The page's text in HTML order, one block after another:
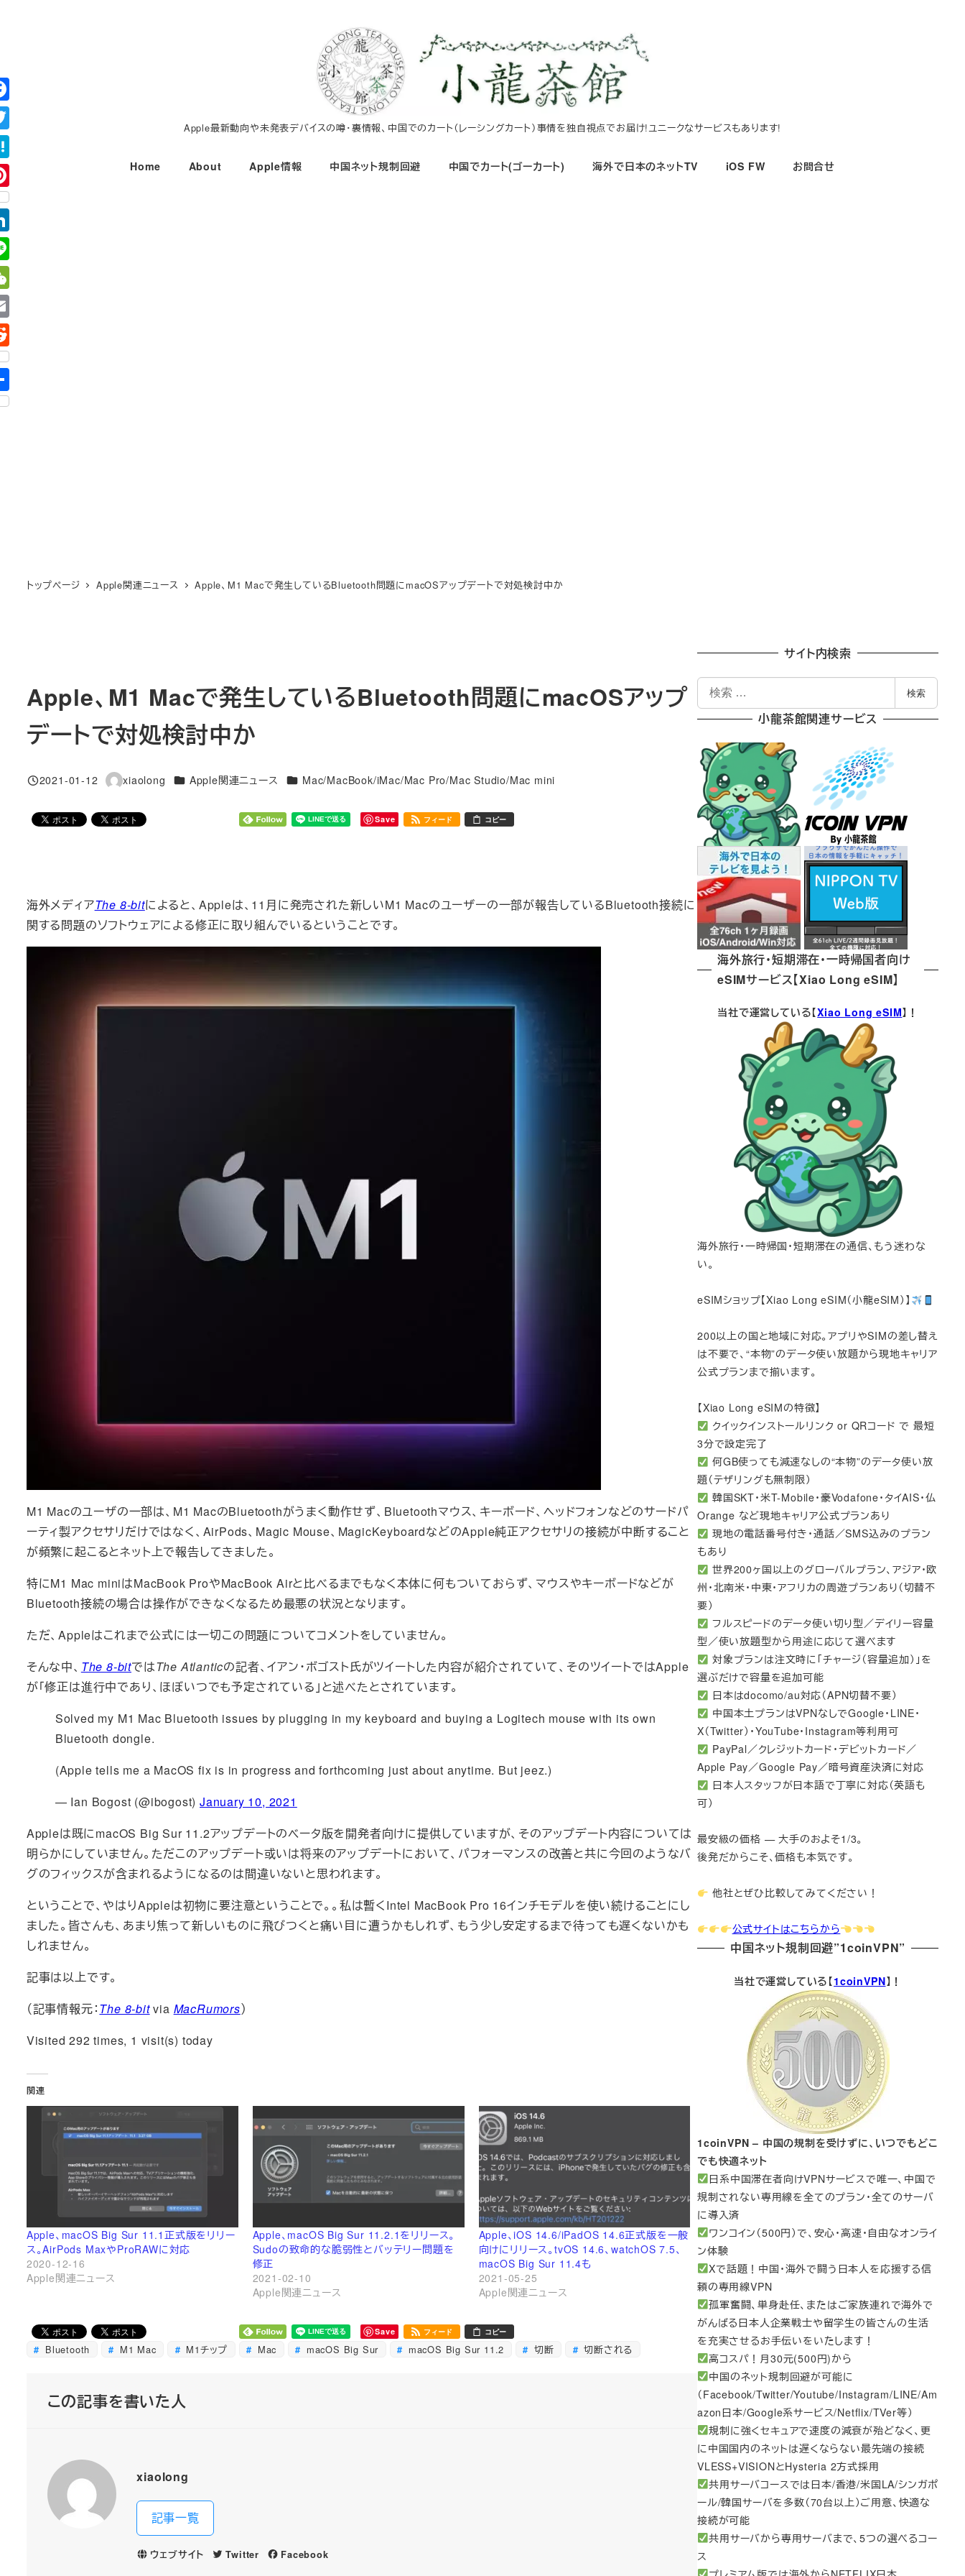
コ
ン
テ
ン
ツ
へ
移
動
Apple最新動向や未発表デバイスの噂・裏情報、中国でのカート（レーシングカート）事情を独自視点でお届け!ユニークなサービスもあります!
Home About Apple情報 中国ネット規制回避 中国でカート(ゴーカート) 海外で日本のネットTV iOS FW お問合せ
トップページ Apple関連ニュース Apple、M1 Macで発生しているBluetooth問題にmacOSアップデートで対処検討中か
Apple、M1 Macで発生しているBluetooth問題にmacOSアップ
デートで対処検討中か
投稿日
2021-01-12
著
xiaolong カテゴリー
Apple関連ニュース カテゴリー
Mac/MacBook/iMac/Mac Pro/Mac Studio/Mac mini
Save フィード コピー
海外メディアThe 8-bitによると、Appleは、11月に発売された新しいM1 Macのユーザーの一部が報告しているBluetooth接続に
関する問題のソフトウェアによる修正に取り組んでいるということです。
M1 Macのユーザの一部は、M1 MacのBluetoothがうまく動作せず、Bluetoothマウス、キーボード、ヘッドフォンなどのサードパ
ーティ製アクセサリだけではなく、AirPods、Magic Mouse、MagicKeyboardなどのApple純正アクセサリの接続が中断すること
が頻繁に起こるとネット上で報告してきました。
特にM1 Mac miniはMacBook ProやMacBook Airと比べるまでもなく本体に何もついておらず、マウスやキーボードなどが
Bluetooth接続の場合は操作ができなくなるため最悪の状況となります。
ただ、Appleはこれまで公式には一切この問題についてコメントをしていません。
そんな中、 The 8-bitではThe Atlanticの記者、イアン・ボゴスト氏がツイートした内容が紹介されていて、そのツイートではApple
が「修正は進行中であり、ほぼいつでも予定されている」と述べたとされています。
Solved my M1 Mac Bluetooth issues by plugging in my keyboard and buying a Logitech mouse with its own
Bluetooth dongle.
(Apple tells me a MacOS fix is in progress and forthcoming just about anytime. But jeez.)
— Ian Bogost (@ibogost) January 10, 2021
Appleは既にmacOS Big Sur 11.2アップデートのベータ版を開発者向けに提供していますが、そのアップデート内容については
明らかにしていません。ただこのアップデート或いは将来のアップデートにおいて、パフォーマンスの改善と共に今回のようなバ
グのフィックスが含まれるようになるのは間違いないと思われます。
ということで、やはりAppleは初物に要注意ということで。。私は暫くIntel MacBook Pro 16インチモデルを使い続けることにし
ました。皆さんも、あまり焦って新しいものに飛びつくと痛い目に遭うかもしれず、もう少し安定するまで待っても遅くないかも
しれません。
記事は以上です。
（記事情報元：The 8-bitvia MacRumors）
Visited 292 times, 1 visit(s) today
関連
Apple、macOS Big Sur 11.1正式版をリリー
ス。AirPods MaxやProRAWに対応
2020-12-16
Apple関連ニュース
Apple、macOS Big Sur 11.2.1をリリース。
Sudoの致命的な脆弱性とバッテリー問題を
修正
2021-02-10
Apple関連ニュース
Apple、iOS 14.6/iPadOS 14.6正式版を一般
向けにリリース。tvOS 14.6、watchOS 7.5、
macOS Big Sur 11.4も
2021-05-25
Apple関連ニュース
Save フィード コピー
Bluetooth M1 Mac M1チップ Mac macOS Big Sur macOS Big Sur 11.2 切断 切断される
この記事を書いた人
xiaolong
記事一覧
ウェブサイト Twitter Facebook
サイト内検索
索
検索
小龍茶館関連サービス
海外旅行・短期滞在・一時帰国者向け
eSIMサービス【Xiao Long eSIM】
当社で運営している【Xiao Long eSIM】！
海外旅行・一時帰国・短期滞在の通信、もう迷わな
い。
eSIMショップ【Xiao Long eSIM（小龍eSIM）】
200以上の国と地域に対応。アプリやSIMの差し替え
は不要で、“本物”のデータ使い放題から現地キャリア
公式プランまで揃います。
【Xiao Long eSIMの特徴】
クイックインストールリンク or QRコード で 最短
3分で設定完了
何GB使っても減速なしの“本物”のデータ使い放
題（テザリングも無制限）
韓国SKT・米T-Mobile・豪Vodafone・タイAIS・仏
Orange など現地キャリア公式プランあり
現地の電話番号付き・通話／SMS込みのプラン
もあり
世界200ヶ国以上のグローバルプラン、アジア・欧
州・北南米・中東・アフリカの周遊プランあり（切替不
要）
フルスピードのデータ使い切り型／デイリー容量
型／使い放題型から用途に応じて選べます
対象プランは注文時に「チャージ（容量追加）」を
選ぶだけで容量を追加可能
日本はdocomo/au対応（APN切替不要）
中国本土プランはVPNなしでGoogle・LINE・
X（Twitter）・YouTube・Instagram等利用可
PayPal／クレジットカード・デビットカード／
Apple Pay／Google Pay／暗号資産決済に対応
日本人スタッフが日本語で丁寧に対応（英語も
可）
最安級の価格 — 大手のおよそ1/3。
後発だからこそ、価格も本気です。
他社とぜひ比較してみてください！
公式サイトはこちらから
中国ネット規制回避”1coinVPN”
当社で運営している【1coinVPN】！
1coinVPN – 中国の規制を受けずに、いつでもどこ
でも快適ネット
日系中国滞在者向けVPNサービスで唯一、中国で
規制されない専用線を全てのプラン・全てのサーバ
に導入済
ワンコイン（500円）で、安心・高速・自由なオンライ
ン体験
Xで話題！中国・海外で闘う日本人を応援する信
頼の専用線VPN
孤軍奮闘、単身赴任、またはご家族連れで海外で
がんばる日本人企業戦士や留学生の皆さんの生活
を充実させるお手伝いをいたします！
高コスパ！月30元(500円)から
中国のネット規制回避が可能に
（Facebook/Twitter/Youtube/Instagram/LINE/Am
azon日本/Google系サービス/Netflix/TVer等）
規制に強くセキュアで速度の減衰が殆どなく、更
に中国国内のネットは遅くならない最先端の接続
VLESS+VISIONとHysteria 2方式採用
共用サーバコースでは日本/香港/米国LA/シンガポ
ール/韓国サーバを多数（70台以上）ご用意、快適な
接続が可能
共用サーバから専用サーバまで、5つの選べるコー
ス